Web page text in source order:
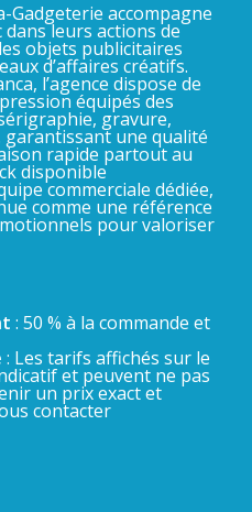
Gadgeterie accompagne
leurs actions de
objets publicitaires
d’affaires créatifs.
l’agence dispose de
équipés des
gravure,
garantissant une qualité
rapide partout au
disponible
commerciale dédiée,
comme une référence
pour valoriser
: 50 % à la commande et
: Les tarifs affichés sur le
et peuvent ne pas
un prix exact et
contacter